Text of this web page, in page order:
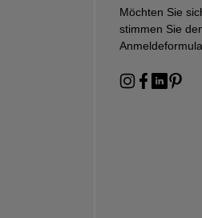
Möchten Sie
stimmen Sie